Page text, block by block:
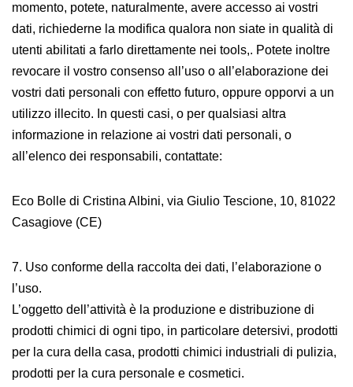
momento, potete, naturalmente, avere accesso ai vostri
dati, richiederne la modifica qualora non siate in qualità di
utenti abilitati a farlo direttamente nei tools,. Potete inoltre
revocare il vostro consenso all’uso o all’elaborazione dei
vostri dati personali con effetto futuro, oppure opporvi a un
utilizzo illecito. In questi casi, o per qualsiasi altra
informazione in relazione ai vostri dati personali, o
all’elenco dei responsabili, contattate:
Eco Bolle di Cristina Albini, via Giulio Tescione, 10, 81022
Casagiove (CE)
7. Uso conforme della raccolta dei dati, l’elaborazione o
l’uso.
L’oggetto dell’attività è la produzione e distribuzione di
prodotti chimici di ogni tipo, in particolare detersivi, prodotti
per la cura della casa, prodotti chimici industriali di pulizia,
prodotti per la cura personale e cosmetici.